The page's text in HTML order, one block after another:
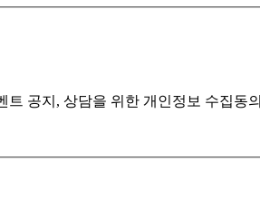
트 공지, 상담을 위한 개인정보 수집동의